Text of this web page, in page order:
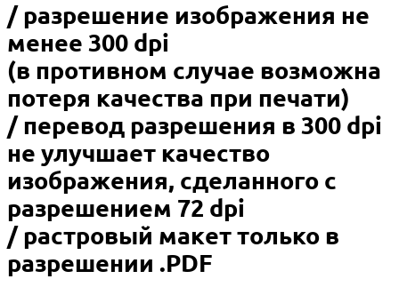
/ разрешение изображения не
менее 300 dpi
(в противном случае возможна
потеря качества при печати)
/ перевод разрешения в 300 dpi
не улучшает качество
изображения, сделанного c
разрешением 72 dpi
/ растровый макет только в
разрешении .PDF